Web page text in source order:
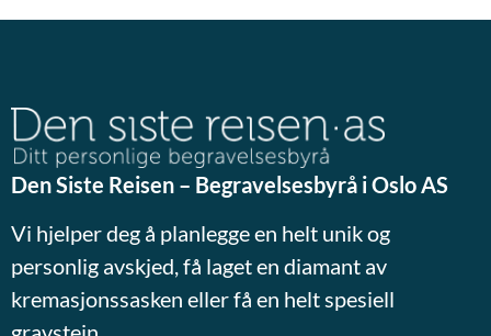
Den Siste Reisen – Begravelsesbyrå i Oslo AS
Vi hjelper deg å planlegge en helt unik og
personlig avskjed, få laget en diamant av
kremasjonssasken eller få en helt spesiell